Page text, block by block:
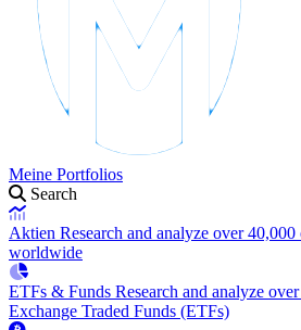
Meine Portfolios
Search
Aktien Research and analyze over
worldwide
ETFs & Funds Research and analyze
Exchange Traded Funds (ETFs)